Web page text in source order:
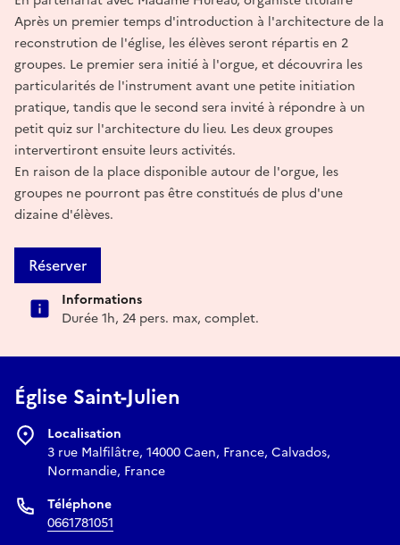
Après un premier temps d'introduction à l'architecture de la
reconstrution de l'église, les élèves seront répartis en 2
groupes. Le premier sera initié à l'orgue, et découvrira les
particularités de l'instrument avant une petite initiation
pratique, tandis que le second sera invité à répondre à un
petit quiz sur l'architecture du lieu. Les deux groupes
intervertiront ensuite leurs activités.
En raison de la place disponible autour de l'orgue, les
groupes ne pourront pas être constitués de plus d'une
dizaine d'élèves.
Réserver
Informations
Durée 1h, 24 pers. max, complet.
Église Saint-Julien
Localisation
3 rue Malfilâtre, 14000 Caen, France, Calvados,
Normandie, France
Téléphone
0661781051